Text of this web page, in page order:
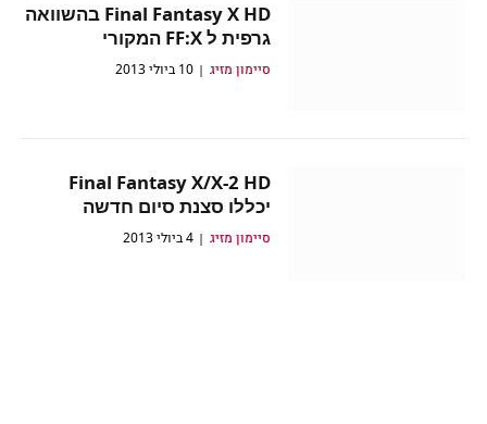
Final Fantasy X HD בהשוואה
גרפית ל FF:X המקורי
סיימון מזיג 10 ביולי 2013
Final Fantasy X/X-2 HD
יכללו סצנת סיום חדשה
סיימון מזיג 4 ביולי 2013